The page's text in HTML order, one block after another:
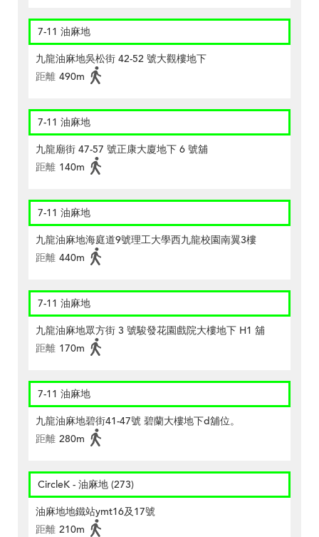
7-11 油麻地
九龍油麻地吳松街 42-52 號大觀樓地下
距離 490m
7-11 油麻地
九龍廟街 47-57 號正康大廈地下 6 號舖
距離 140m
7-11 油麻地
九龍油麻地海庭道9號理工大學西九龍校園南翼3樓
距離 440m
7-11 油麻地
九龍油麻地眾方街 3 號駿發花園戲院大樓地下 H1 舖
距離 170m
7-11 油麻地
九龍油麻地碧街41-47號 碧蘭大樓地下d舖位。
距離 280m
CircleK - 油麻地 (273)
油麻地地鐵站ymt16及17號
距離 210m